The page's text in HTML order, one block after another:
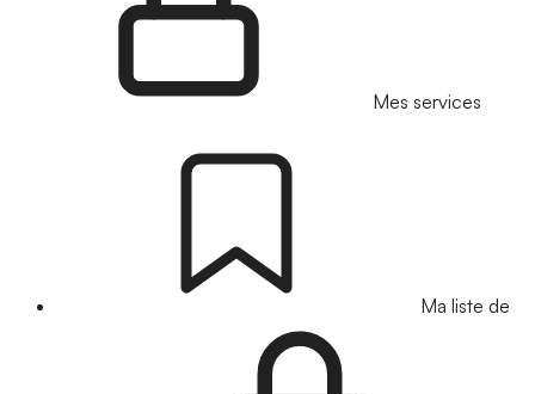
Mes services
Ma liste de